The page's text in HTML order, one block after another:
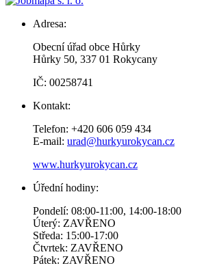
Adresa:
Obecní úřad obce Hůrky
Hůrky 50, 337 01 Rokycany
IČ: 00258741
Kontakt:
Telefon: +420 606 059 434
E-mail: urad@hurkyurokycan.cz
www.hurkyurokycan.cz
Úřední hodiny:
Pondelí: 08:00-11:00, 14:00-18:00
Úterý: ZAVŘENO
Středa: 15:00-17:00
Čtvrtek: ZAVŘENO
Pátek: ZAVŘENO